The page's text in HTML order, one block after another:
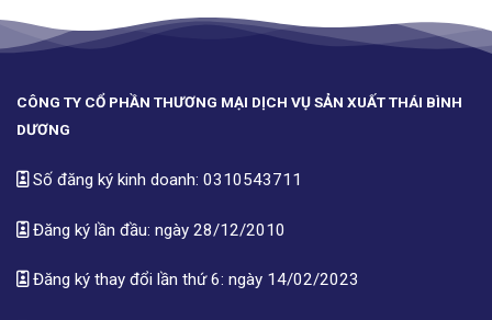
CÔNG TY CỔ PHẦN THƯƠNG MẠI DỊCH VỤ SẢN XUẤT THÁI BÌNH
DƯƠNG
Số đăng ký kinh doanh: 0310543711
Đăng ký lần đầu: ngày 28/12/2010
Đăng ký thay đổi lần thứ 6: ngày 14/02/2023